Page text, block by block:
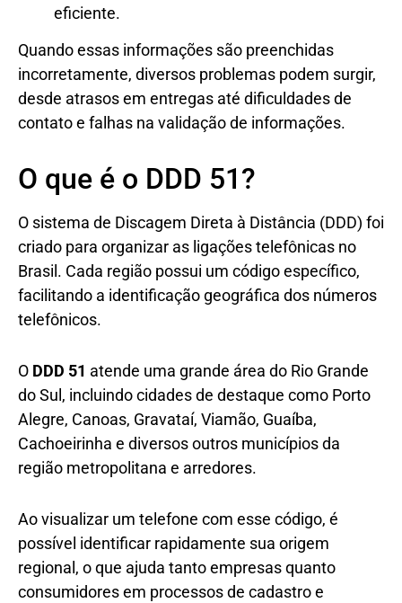
eficiente.
Quando essas informações são preenchidas
incorretamente, diversos problemas podem surgir,
desde atrasos em entregas até dificuldades de
contato e falhas na validação de informações.
O que é o DDD 51?
O sistema de Discagem Direta à Distância (DDD) foi
criado para organizar as ligações telefônicas no
Brasil. Cada região possui um código específico,
facilitando a identificação geográfica dos números
telefônicos.
O DDD 51 atende uma grande área do Rio Grande
do Sul, incluindo cidades de destaque como Porto
Alegre, Canoas, Gravataí, Viamão, Guaíba,
Cachoeirinha e diversos outros municípios da
região metropolitana e arredores.
Ao visualizar um telefone com esse código, é
possível identificar rapidamente sua origem
regional, o que ajuda tanto empresas quanto
consumidores em processos de cadastro e